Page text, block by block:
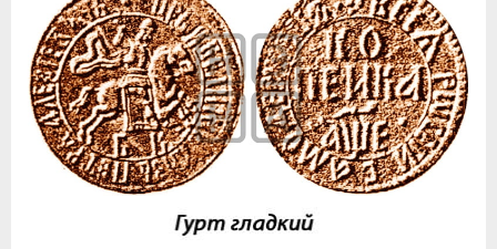
Полушка
Полполушки
Пробные
Для Речи Посполитой
Монетовидные жетоны
ЕКАТЕРИНА I 1725-1727
1727-1729